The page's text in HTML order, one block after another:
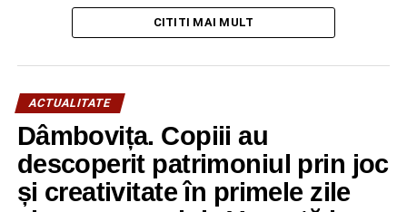
lucrătorii au fost informați și instruiți cu privire la riscurile
Totodată, au fost urmărite măsurile minime obligatorii pe
care angajatorii trebuie să le asigure în perioadele cu
temperaturi extreme:
– reducerea intensității efortului fizic,
– alternarea perioadelor de lucru cu pauze în locuri
umbrite sau ventilate,
– asigurarea unei cantități de 2-4 litri de apă potabilă
CITITI MAI MULT
ACTUALITATE
Dâmbovița. Copiii au
descoperit patrimoniul prin joc
și creativitate în primele zile